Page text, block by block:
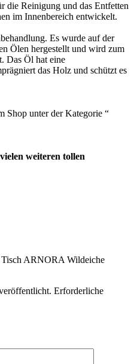
die Reinigung und das Entfetten
im Innenbereich entwickelt.
Es wurde auf der
Ölen hergestellt und wird zum
Das Öl hat eine
das Holz und schützt es
Shop unter der Kategorie “
weiteren tollen
ARNORA Wildeiche
Erforderliche